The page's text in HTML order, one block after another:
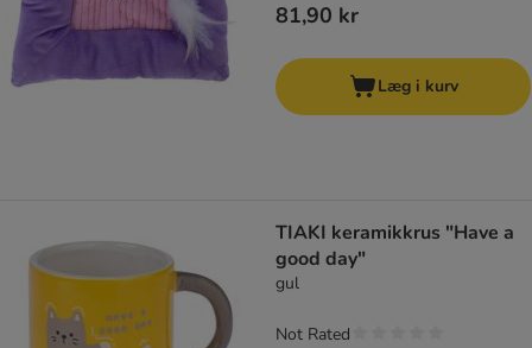
81,90 kr
Læg i kurv
TIAKI keramikkrus "Have a
good day"
gul
Not Rated